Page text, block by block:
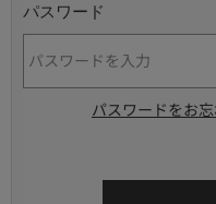
パスワード
パスワードをお